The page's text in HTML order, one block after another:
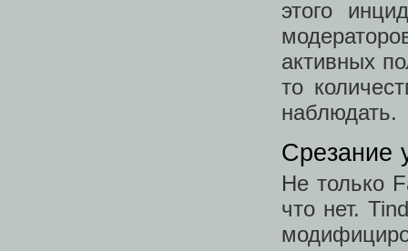
этого
активных
то
наблюдать.
Срезание
Не только
что нет.